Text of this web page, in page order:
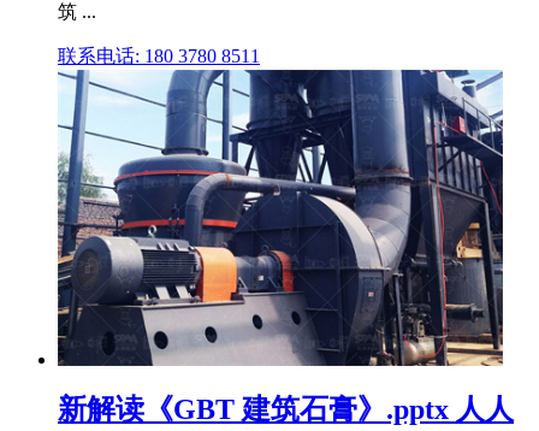
筑 ...
联系电话: 180 3780 8511
新解读《GBT 建筑石膏》.pptx 人人